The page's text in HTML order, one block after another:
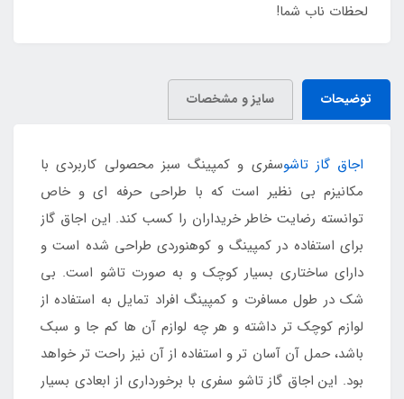
لحظات ناب شما!
توضیحات سایز و مشخصات
اجاق گاز تاشوسفری و کمپینگ سبز محصولی کاربردی با
مکانیزم بی نظیر است که با طراحی حرفه ای و خاص
توانسته رضایت خاطر خریداران را کسب کند. این اجاق گاز
برای استفاده در کمپینگ و کوهنوردی طراحی شده است و
دارای ساختاری بسیار کوچک و به صورت تاشو است. بی
شک در طول مسافرت و کمپینگ افراد تمایل به استفاده از
لوازم کوچک تر داشته و هر چه لوازم آن ها کم جا و سبک
باشد، حمل آن آسان تر و استفاده از آن نیز راحت تر خواهد
بود. این اجاق گاز تاشو سفری با برخورداری از ابعادی بسیار